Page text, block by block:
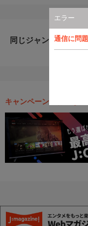
エラー
通信に問
同じジャンルのおす
キャンペーン・お得な情